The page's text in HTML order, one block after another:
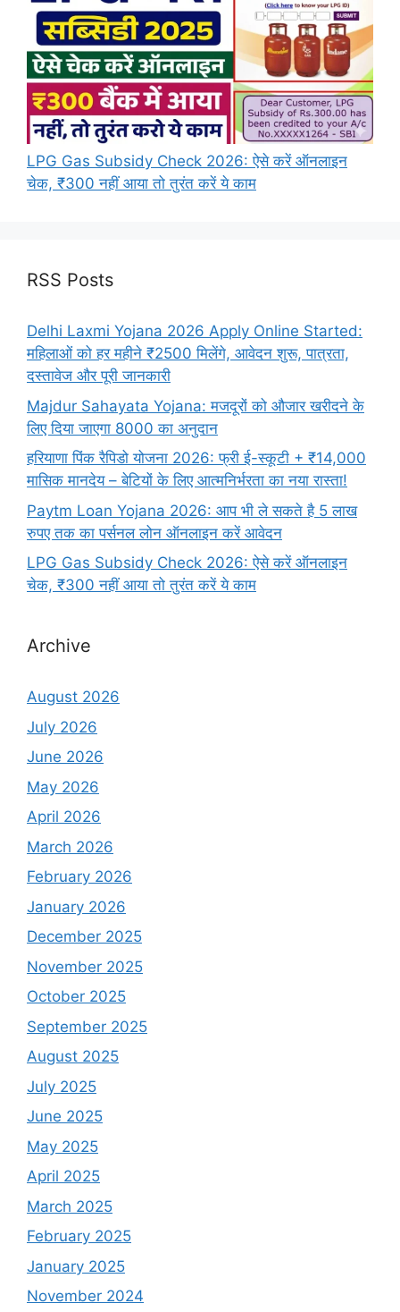
LPG Gas Subsidy Check 2026: ऐसे करें ऑनलाइन
चेक, ₹300 नहीं आया तो तुरंत करें ये काम
RSS Posts
Delhi Laxmi Yojana 2026 Apply Online Started:
महिलाओं को हर महीने ₹2500 मिलेंगे, आवेदन शुरू, पात्रता,
दस्तावेज और पूरी जानकारी
Majdur Sahayata Yojana: मजदूरों को औजार खरीदने के
लिए दिया जाएगा 8000 का अनुदान
हरियाणा पिंक रैपिडो योजना 2026: फ्री ई-स्कूटी + ₹14,000
मासिक मानदेय – बेटियों के लिए आत्मनिर्भरता का नया रास्ता!
Paytm Loan Yojana 2026: आप भी ले सकते है 5 लाख
रुपए तक का पर्सनल लोन ऑनलाइन करें आवेदन
LPG Gas Subsidy Check 2026: ऐसे करें ऑनलाइन
चेक, ₹300 नहीं आया तो तुरंत करें ये काम
Archive
August 2026
July 2026
June 2026
May 2026
April 2026
March 2026
February 2026
January 2026
December 2025
November 2025
October 2025
September 2025
August 2025
July 2025
June 2025
May 2025
April 2025
March 2025
February 2025
January 2025
November 2024